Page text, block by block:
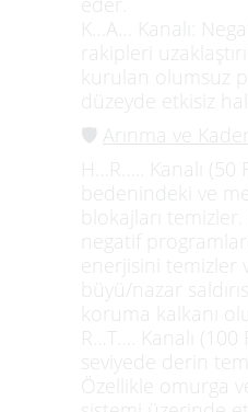
K…A… Kanalı:
rakipleri
kurulan olumsuz
düzeyde etkisiz
🛡️ Arınma ve
H…R….. Kanalı (50
bedenindeki ve
blokajları temizler.
negatif
enerjisini temizler
büyü/nazar
koruma kalkanı
R…T…. Kanalı (100
seviyede derin
Özellikle omurga